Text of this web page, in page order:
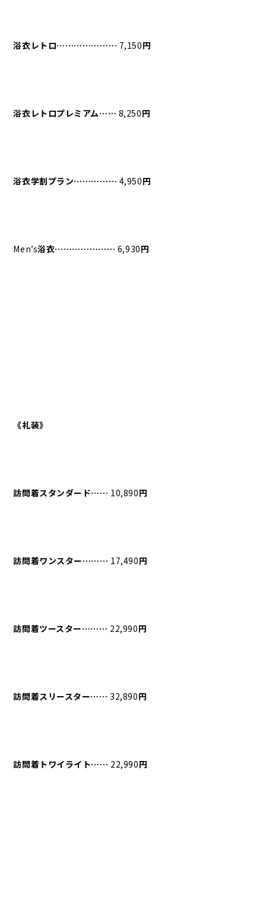
浴衣レトロ⋯⋯⋯⋯⋯⋯⋯ 7,150円
浴衣レトロプレミアム⋯⋯ 8,250円
浴衣学割プラン⋯⋯⋯⋯⋯ 4,950円
Men’s浴衣⋯⋯⋯⋯⋯⋯⋯ 6,930円
《礼装》
訪問着スタンダード⋯⋯ 10,890円
訪問着ワンスター⋯⋯⋯ 17,490円
訪問着ツースター⋯⋯⋯ 22,990円
訪問着スリースター⋯⋯ 32,890円
訪問着トワイライト⋯⋯ 22,990円